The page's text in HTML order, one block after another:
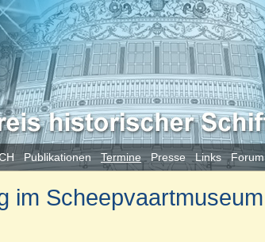
Publikationen Termine Presse Links Forum
im Scheepvaartmuseum